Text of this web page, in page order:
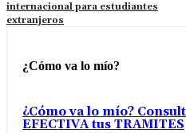
internacional para estudiantes
extranjeros
¿Cómo va lo mío?
¿Cómo va lo mío?
EFECTIVA tus TRAMITES